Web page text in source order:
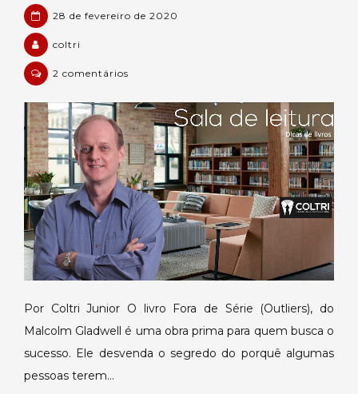
28 de fevereiro de 2020
coltri
2 comentários
de
Série
–
Outliers
(Dica
de
leitura)
Por Coltri Junior O livro Fora de Série (Outliers), do
Malcolm Gladwell é uma obra prima para quem busca o
sucesso. Ele desvenda o segredo do porquê algumas
pessoas terem…